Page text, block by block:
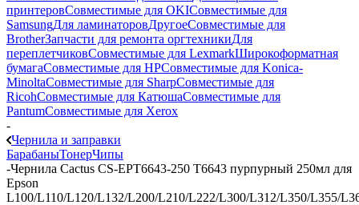
принтеровСовместимые для OKIСовместимые для
SamsungДля ламинаторовДругоеСовместимые для
BrotherЗапчасти для ремонта оргтехникиДля
переплетчиковСовместимые для LexmarkШирокоформатная
бумагаСовместимые для HPСовместимые для Konica-
MinoltaСовместимые для SharpСовместимые для
RicohСовместимые для КатюшаСовместимые для
PantumСовместимые для Xerox
-
Чернила и заправки
БарабаныТонерЧипы
-Чернила Cactus CS-EPT6643-250 T6643 пурпурный 250мл для
Epson
L100/L110/L120/L132/L200/L210/L222/L300/L312/L350/L355/